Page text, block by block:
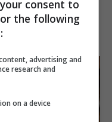
consent to
the following
advertising and
research and
on a device